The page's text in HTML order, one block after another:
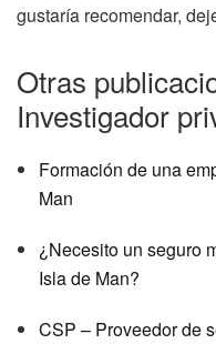
gustaría recomendar,
Otras
Investigador
Formación de una
Man
¿Necesito un seguro
Isla de Man?
CSP – Proveedor de